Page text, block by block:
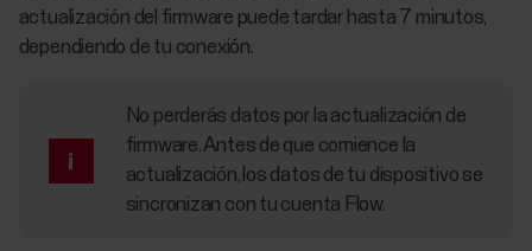
actualización del firmware puede tardar hasta 7 minutos,
dependiendo de tu conexión.
No perderás datos por la actualización de
firmware. Antes de que comience la
actualización, los datos de tu dispositivo se
sincronizan con tu cuenta Flow.